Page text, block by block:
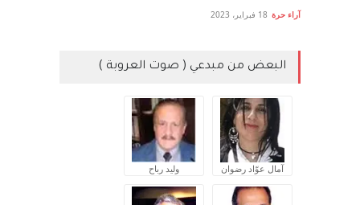
آراء حرة 18 فبراير، 2023
البعض من مبدعي ( صوت العروبة )
آمال عوّاد رضوان وليد رباح